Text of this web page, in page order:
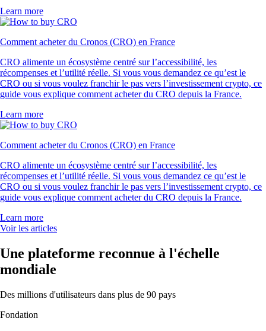
Learn more
Comment acheter du Cronos (CRO) en France
CRO alimente un écosystème centré sur l’accessibilité, les
récompenses et l’utilité réelle. Si vous vous demandez ce qu’est le
CRO ou si vous voulez franchir le pas vers l’investissement crypto, ce
guide vous explique comment acheter du CRO depuis la France.
Learn more
Comment acheter du Cronos (CRO) en France
CRO alimente un écosystème centré sur l’accessibilité, les
récompenses et l’utilité réelle. Si vous vous demandez ce qu’est le
CRO ou si vous voulez franchir le pas vers l’investissement crypto, ce
guide vous explique comment acheter du CRO depuis la France.
Learn more
Voir les articles
Une plateforme reconnue à l'échelle
mondiale
Des millions d'utilisateurs dans plus de 90 pays
Fondation